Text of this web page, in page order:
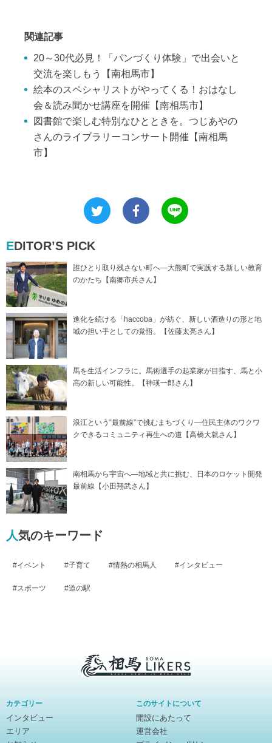
関連記事
20～30代必見！「パンづくり体験」で出会いと
交流を楽しもう【南相馬市】
絵本のスペシャリストがやってくる！おはなし
会＆読み聞かせ講座を開催【南相馬市】
図書館で楽しむ特別なひとときを。つじあやの
さんのライブラリーコンサート開催【南相馬
市】
EDITOR’S PICK
誰ひとり取り残さない町へ―大熊町で実践する新しい教育
のかたち【南郷市兵さん】
進化を続ける「haccoba」が紡ぐ、新しい酒造りの形と地
域の担い手としての覚悟。【佐藤太亮さん】
馬を生活インフラに。馬術選手の起業家が目指す、馬と小
高の新しい可能性。【神瑛一郎さん】
浪江という“最前線”で挑むまちづくり―住民主体のワクワ
クできるコミュニティ再生への道【高橋大就さん】
南相馬から宇宙へ―地域と共に挑む、日本のロケット開発
最前線【小田翔武さん】
人気のキーワード
イベント 子育て 情熱の相馬人 インタビュー
スポーツ 道の駅
カテゴリー
インタビュー
エリア
このサイトについて
開設にあたって
運営会社